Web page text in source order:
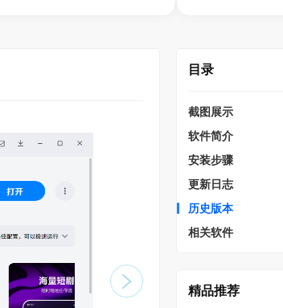
目录
截图展示
软件简介
安装步骤
更新日志
历史版本
相关软件
精品推荐